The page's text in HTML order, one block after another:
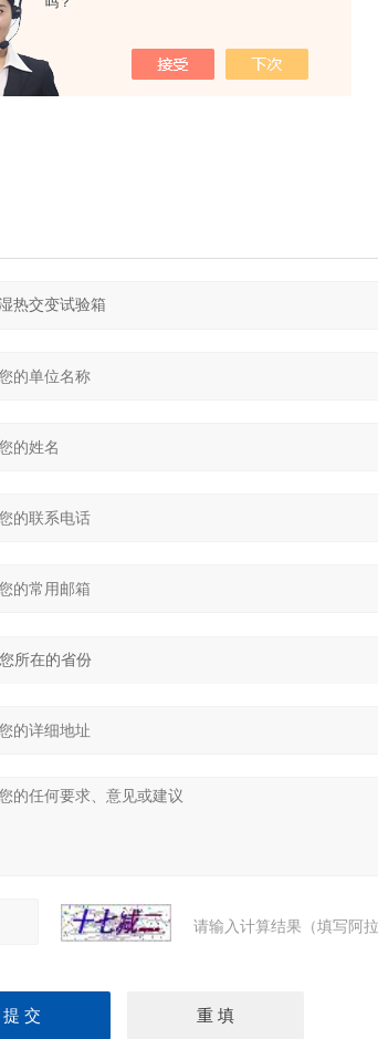
板
密封条
请输入计算结果（填写阿